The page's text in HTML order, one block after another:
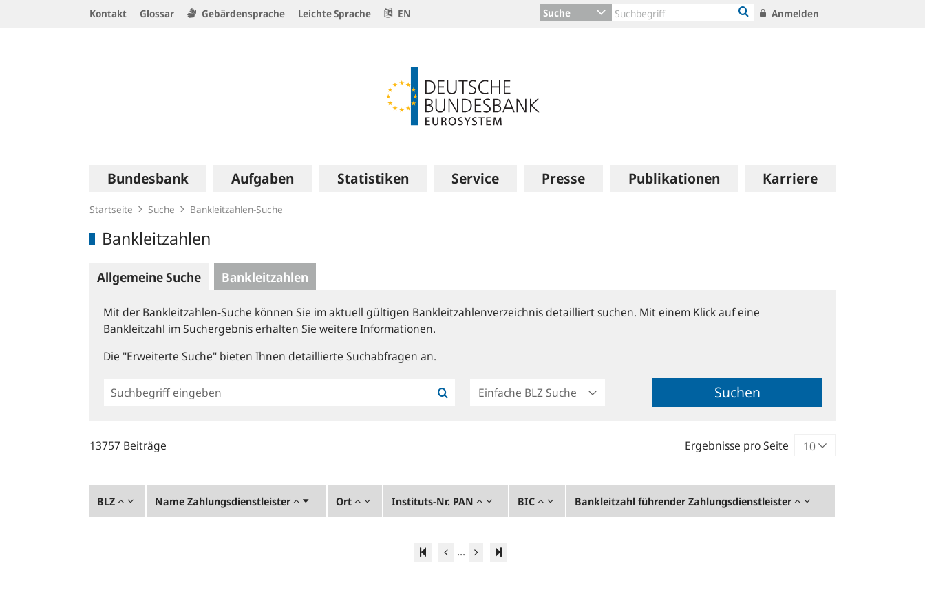
Kontakt Glossar Gebärdensprache Leichte Sprache EN Suche Anmelden
Hauptnavigation
Bundesbank Aufgaben Statistiken Service Presse Publikationen Karriere
Startseite Suche Bankleitzahlen-Suche
Bankleitzahlen
Allgemeine Suche Bankleitzahlen
Mit der Bankleitzahlen-Suche können Sie im aktuell gültigen Bankleitzahlenverzeichnis detailliert suchen. Mit einem Klick auf eine
Bankleitzahl im Suchergebnis erhalten Sie weitere Informationen.
Die "Erweiterte Suche" bieten Ihnen detaillierte Suchabfragen an.
Einfache
Suche
Suchen
13757 Beiträge Ergebnisse pro Seite
BLZ Name Zahlungsdienstleister Ort Instituts-Nr. PAN BIC Bankleitzahl führender Zahlungsdienstleister
...